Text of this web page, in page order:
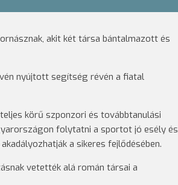
akit két társa bántalmazott és
nyújtott segítség révén a fiatal
körű szponzori és továbbtanulási
folytatni a sportot jó esély és
a sikeres fejlődésében.
vetették alá román társai a